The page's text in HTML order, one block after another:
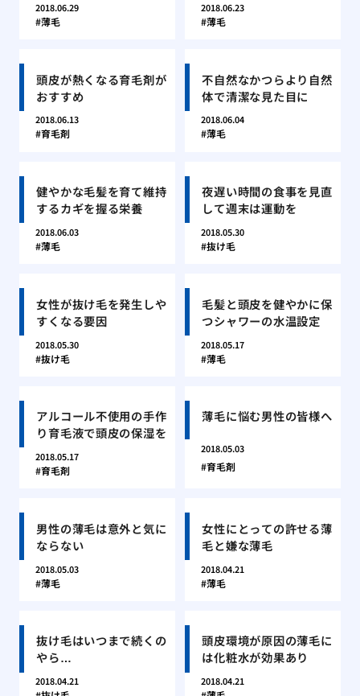
2018.06.29
薄毛
2018.06.23
薄毛
頭皮が熱くなる育毛剤が
おすすめ
2018.06.13
育毛剤
不自然なかつらより自然
体で清潔な見た目に
2018.06.04
薄毛
健やかな毛髪を育て維持
するカギを握る栄養
2018.06.03
薄毛
夜遅い時間の食事を見直
して週末は運動を
2018.05.30
抜け毛
女性が抜け毛を発生しや
すくなる要因
2018.05.30
抜け毛
毛髪と頭皮を健やかに保
つシャワーの水温設定
2018.05.17
薄毛
アルコール不使用の手作
り育毛液で頭皮の保湿を
2018.05.17
育毛剤
薄毛に悩む男性の皆様へ
2018.05.03
育毛剤
男性の薄毛は意外と気に
ならない
2018.05.03
薄毛
女性にとっての許せる薄
毛と嫌な薄毛
2018.04.21
薄毛
抜け毛はいつまで続くの
やら…
2018.04.21
頭皮環境が原因の薄毛に
は化粧水が効果あり
2018.04.21